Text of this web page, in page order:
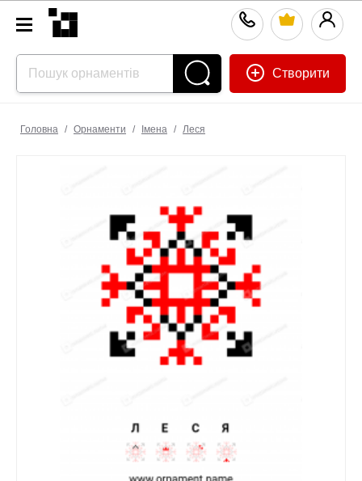
Створити
Головна / Орнаменти / Імена / Леся